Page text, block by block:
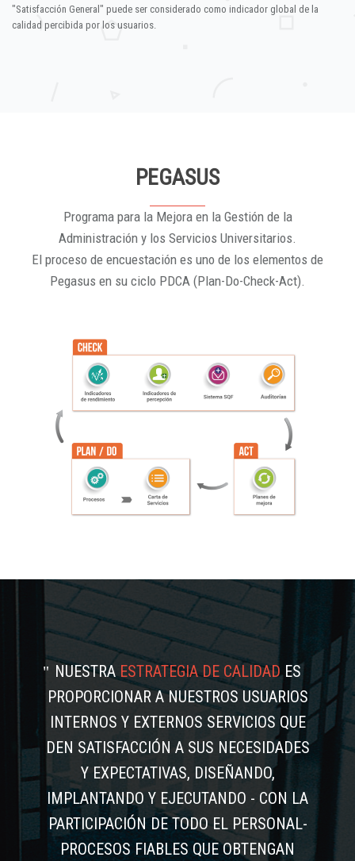
"Satisfacción General" puede ser considerado como indicador global de la
calidad percibida por los usuarios.
PEGASUS
Programa para la Mejora en la Gestión de la
Administración y los Servicios Universitarios.
El proceso de encuestación es uno de los elementos de
Pegasus en su ciclo PDCA (Plan-Do-Check-Act).
NUESTRAESTRATEGIA DE CALIDADES
PROPORCIONAR A NUESTROS USUARIOS
INTERNOS Y EXTERNOS SERVICIOS QUE
DEN SATISFACCIÓN A SUS NECESIDADES
Y EXPECTATIVAS, DISEÑANDO,
IMPLANTANDO Y EJECUTANDO - CON LA
PARTICIPACIÓN DE TODO EL PERSONAL-
PROCESOS FIABLES QUE OBTENGAN